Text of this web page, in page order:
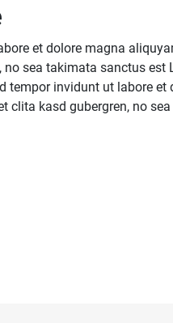
et dolore magna
sea takimata sanctus est
tempor invidunt ut labore et
clita kasd gubergren, no sea